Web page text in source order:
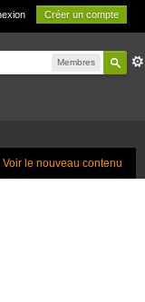
Créer un compte
Membres
Voir le nouveau contenu